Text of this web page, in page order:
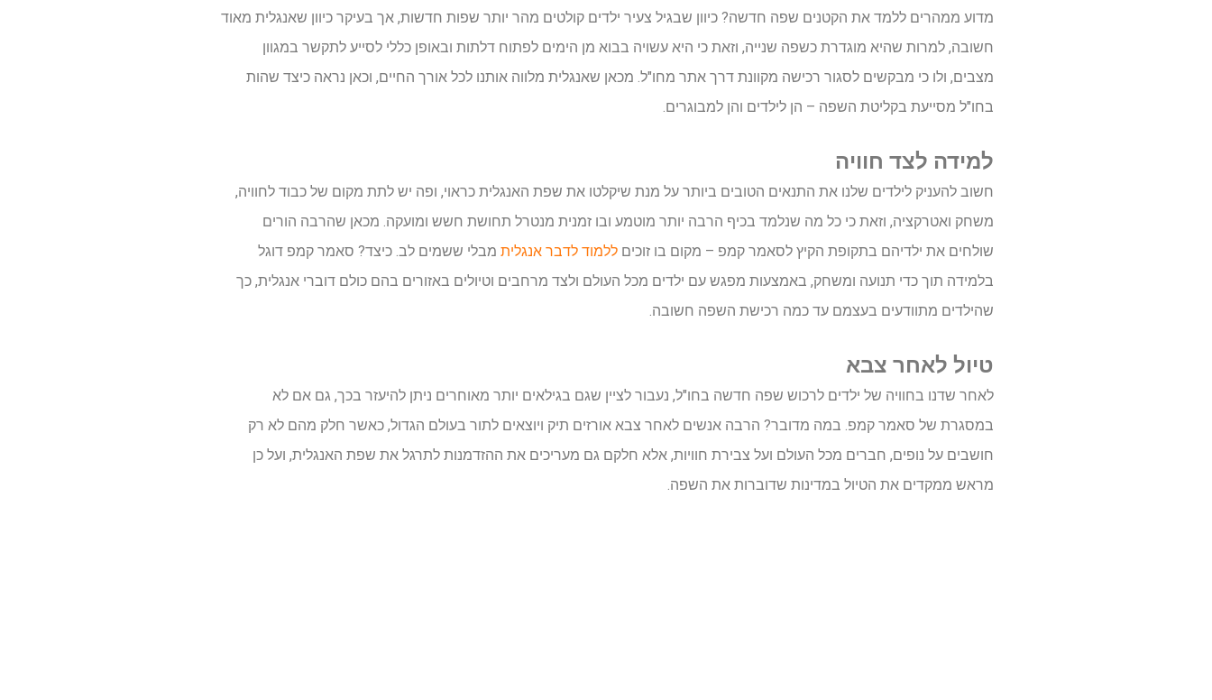
מדוע ממהרים ללמד את הקטנים שפה חדשה? כיוון שבגיל צעיר ילדים קולטים מהר יותר שפות חדשות, אך בעיקר כיוון שאנגלית מאוד
חשובה, למרות שהיא מוגדרת כשפה שנייה, וזאת כי היא עשויה בבוא מן הימים לפתוח דלתות ובאופן כללי לסייע לתקשר במגוון
מצבים, ולו כי מבקשים לסגור רכישה מקוונת דרך אתר מחו"ל. מכאן שאנגלית מלווה אותנו לכל אורך החיים, וכאן נראה כיצד שהות
בחו"ל מסייעת בקליטת השפה – הן לילדים והן למבוגרים.
למידה לצד חוויה
חשוב להעניק לילדים שלנו את התנאים הטובים ביותר על מנת שיקלטו את שפת האנגלית כראוי, ופה יש לתת מקום של כבוד לחוויה,
משחק ואטרקציה, וזאת כי כל מה שנלמד בכיף הרבה יותר מוטמע ובו זמנית מנטרל תחושת חשש ומועקה. מכאן שהרבה הורים
שולחים את ילדיהם בתקופת הקיץ לסאמר קמפ – מקום בו זוכים ללמוד לדבר אנגלית מבלי ששמים לב. כיצד? סאמר קמפ דוגל
בלמידה תוך כדי תנועה ומשחק, באמצעות מפגש עם ילדים מכל העולם ולצד מרחבים וטיולים באזורים בהם כולם דוברי אנגלית, כך
שהילדים מתוודעים בעצמם עד כמה רכישת השפה חשובה.
טיול לאחר צבא
לאחר שדנו בחוויה של ילדים לרכוש שפה חדשה בחו"ל, נעבור לציין שגם בגילאים יותר מאוחרים ניתן להיעזר בכך, גם אם לא
במסגרת של סאמר קמפ. במה מדובר? הרבה אנשים לאחר צבא אורזים תיק ויוצאים לתור בעולם הגדול, כאשר חלק מהם לא רק
חושבים על נופים, חברים מכל העולם ועל צבירת חוויות, אלא חלקם גם מעריכים את ההזדמנות לתרגל את שפת האנגלית, ועל כן
מראש ממקדים את הטיול במדינות שדוברות את השפה.